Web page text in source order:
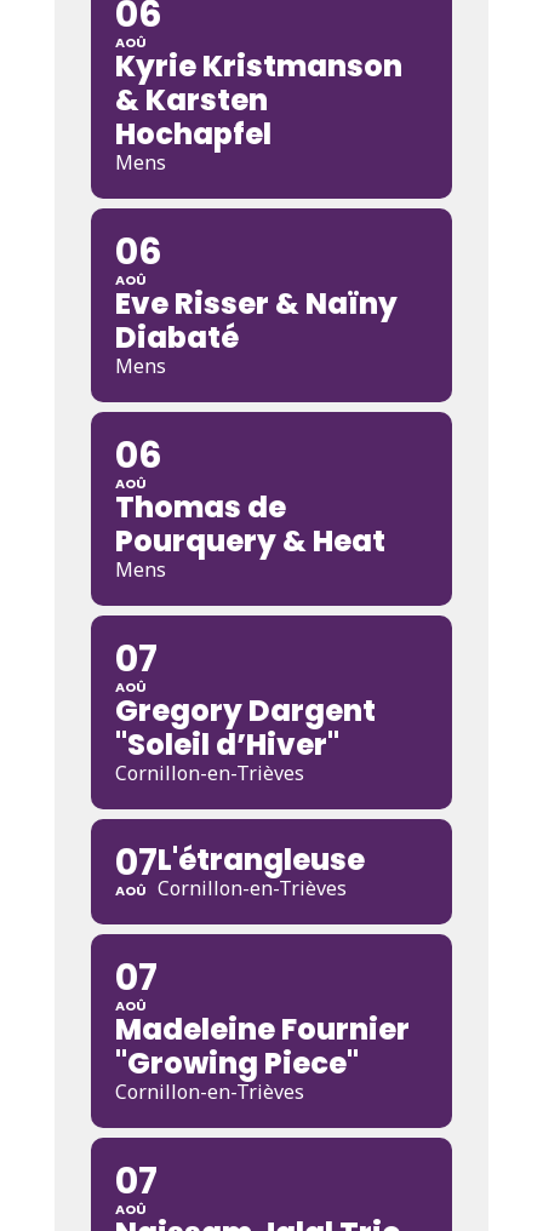
06
AOÛ
Kyrie Kristmanson
& Karsten
Hochapfel
Mens
06
AOÛ
Eve Risser & Naïny
Diabaté
Mens
06
AOÛ
Thomas de
Pourquery & Heat
Mens
07
AOÛ
Gregory Dargent
"Soleil d’Hiver"
Cornillon-en-Trièves
07
AOÛ
L'étrangleuse
Cornillon-en-Trièves
07
AOÛ
Madeleine Fournier
"Growing Piece"
Cornillon-en-Trièves
07
AOÛ